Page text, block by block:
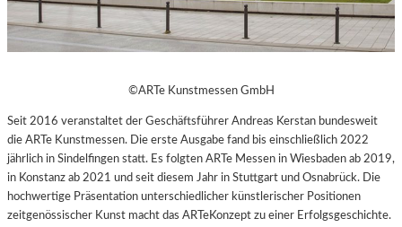
©ARTe Kunstmessen GmbH
Seit 2016 veranstaltet der Geschäftsführer Andreas Kerstan bundesweit
die ARTe Kunstmessen. Die erste Ausgabe fand bis einschließlich 2022
jährlich in Sindelfingen statt. Es folgten ARTe Messen in Wiesbaden ab 2019,
in Konstanz ab 2021 und seit diesem Jahr in Stuttgart und Osnabrück. Die
hochwertige Präsentation unterschiedlicher künstlerischer Positionen
zeitgenössischer Kunst macht das ARTeKonzept zu einer Erfolgsgeschichte.